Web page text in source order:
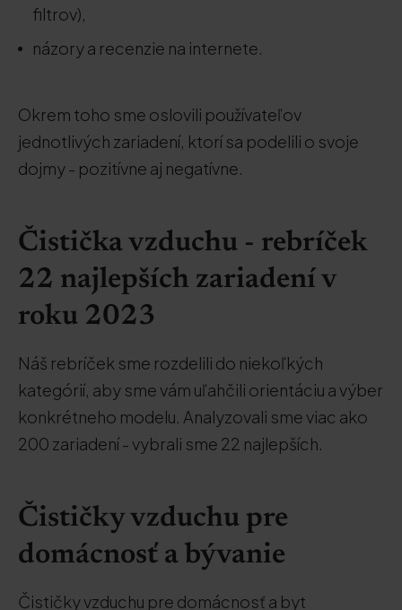
filtrov),
názory a recenzie na internete.
Okrem toho sme oslovili používateľov
jednotlivých zariadení, ktorí sa podelili o svoje
dojmy - pozitívne aj negatívne.
Čistička vzduchu - rebríček
22 najlepších zariadení v
roku 2023
Náš rebríček sme rozdelili do niekoľkých
kategórií, aby sme vám uľahčili orientáciu a výber
konkrétneho modelu. Analyzovali sme viac ako
200 zariadení - vybrali sme 22 najlepších.
Čističky vzduchu pre
domácnosť a bývanie
Čističky vzduchu pre domácnosť a byt